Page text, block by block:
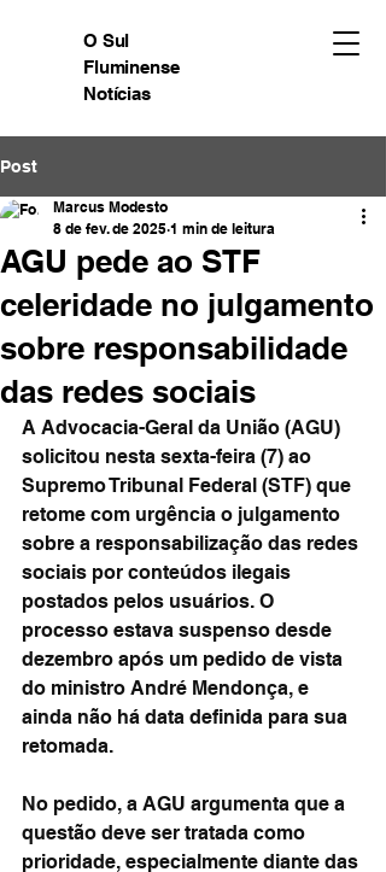
O Sul
Fluminense
Notícias
Post
AGU pede ao STF
celeridade no julgamento
sobre responsabilidade
das redes sociais
Marcus Modesto
8 de fev. de 2025 1 min de leitura
A Advocacia-Geral da União (AGU)
solicitou nesta sexta-feira (7) ao
Supremo Tribunal Federal (STF) que
retome com urgência o julgamento
sobre a responsabilização das redes
sociais por conteúdos ilegais
postados pelos usuários. O
processo estava suspenso desde
dezembro após um pedido de vista
do ministro André Mendonça, e
ainda não há data definida para sua
retomada.
No pedido, a AGU argumenta que a
questão deve ser tratada como
prioridade, especialmente diante das